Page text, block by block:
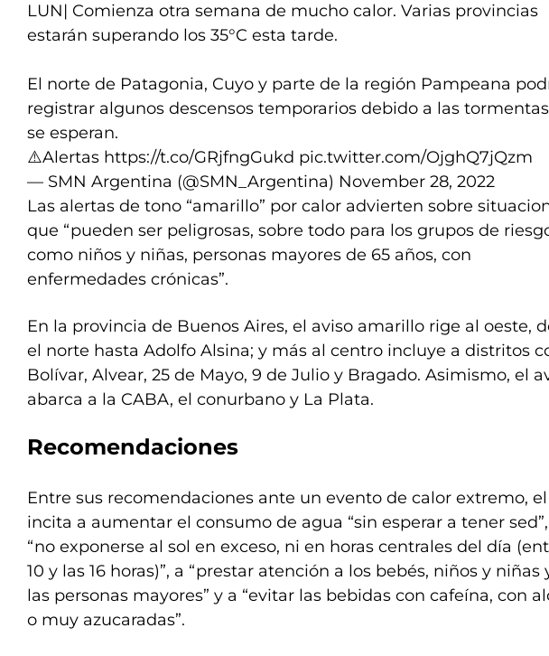
LUN| Comienza otra semana de mucho calor. Varias provincias
estarán superando los 35°C esta tarde.
El norte de Patagonia, Cuyo y parte de la región Pampeana
registrar algunos descensos temporarios debido a las
se esperan.
⚠️Alertas https://t.co/GRjfngGukd pic.twitter.com/OjghQ7jQzm
— SMN Argentina (@SMN_Argentina) November 28, 2022
Las alertas de tono “amarillo” por calor advierten sobre
que “pueden ser peligrosas, sobre todo para los grupos de
como niños y niñas, personas mayores de 65 años, con
enfermedades crónicas”.
En la provincia de Buenos Aires, el aviso amarillo rige al oeste,
el norte hasta Adolfo Alsina; y más al centro incluye a distritos
Bolívar, Alvear, 25 de Mayo, 9 de Julio y Bragado. Asimismo, el
abarca a la CABA, el conurbano y La Plata.
Recomendaciones
Entre sus recomendaciones ante un evento de calor extremo, el
incita a aumentar el consumo de agua “sin esperar a tener
“no exponerse al sol en exceso, ni en horas centrales del día
10 y las 16 horas)”, a “prestar atención a los bebés, niños y niñas
las personas mayores” y a “evitar las bebidas con cafeína, con
o muy azucaradas”.